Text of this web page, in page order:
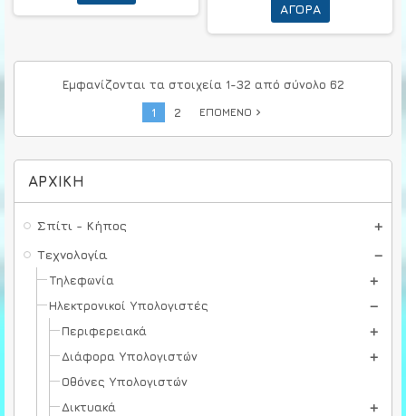
ΑΡΧΙΚΉ
Σπίτι - Κήπος
Τεχνολογία
Τηλεφωνία
Ηλεκτρονικοί Υπολογιστές
Περιφερειακά
Διάφορα Υπολογιστών
Οθόνες Υπολογιστών
Δικτυακά
ΑΓΟΡΆ
Εμφανίζονται τα στοιχεία 1-32 από σύνολο 62
1
2 ΕΠΌΜΕΝΟ navigate_next